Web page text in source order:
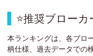
⭐推奨ブロー
本ランキングは、各ブロ
柄仕様、過去データでの